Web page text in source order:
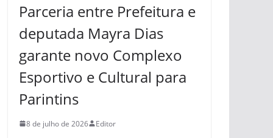
Parceria entre Prefeitura e
deputada Mayra Dias
garante novo Complexo
Esportivo e Cultural para
Parintins
8 de julho de 2026 Editor